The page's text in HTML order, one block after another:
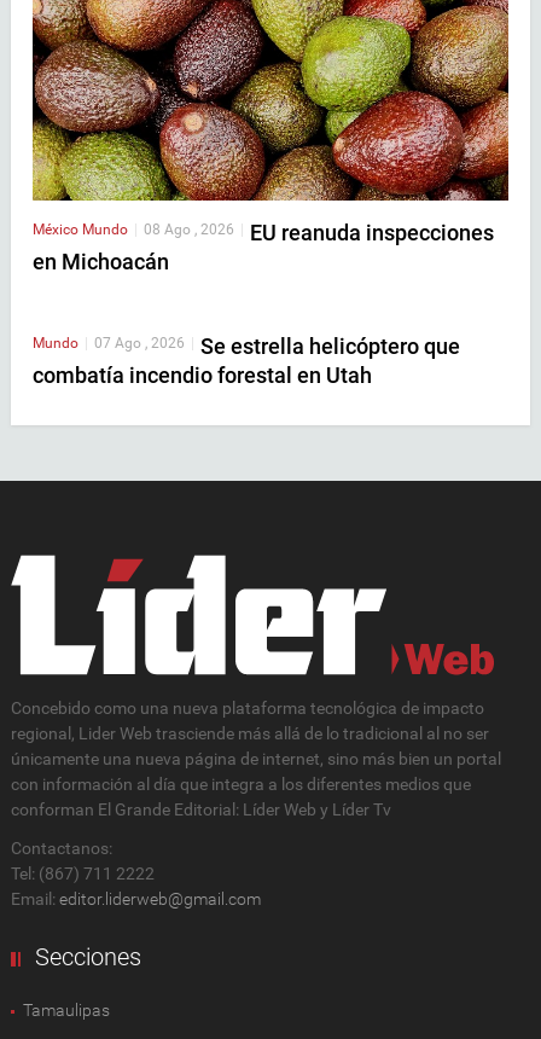
México Mundo | 08 Ago , 2026 | EU reanuda inspecciones
en Michoacán
Mundo 07 Ago , 2026
Se estrella helicóptero que
combatía incendio forestal en Utah
Concebido como una nueva plataforma tecnológica de impacto
regional, Lider Web trasciende más allá de lo tradicional al no ser
únicamente una nueva página de internet, sino más bien un portal
con información al día que integra a los diferentes medios que
conforman El Grande Editorial: Líder Web y Líder Tv
Contactanos:
Tel: (867) 711 2222
Email: editor.liderweb@gmail.com
Secciones
Tamaulipas